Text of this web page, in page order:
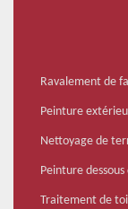
Ravalement de
Peinture
Nettoyage de
Peinture
Traitement de